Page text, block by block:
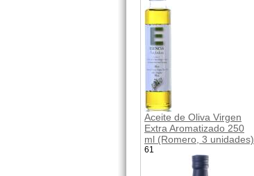
Aceite de Oliva Virgen
Extra Aromatizado 250
ml (Romero, 3 unidades)
61